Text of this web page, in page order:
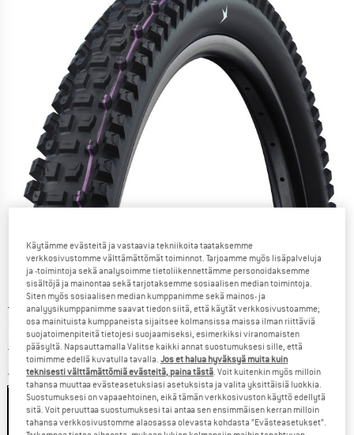
Alkuperäinen hinta :
79,95€
Hinta:
62,36€ sis. alv
lisätään LähetyskulutTietoa lähetyskuluista. Avautuu tietokentässä
Väri:Black
Käytämme evästeitä ja vastaavia tekniikoita taataksemme
verkkosivustomme välttämättömät toiminnot. Tarjoamme myös lisäpalveluja
ja -toimintoja sekä analysoimme tietoliikennettämme personoidaksemme
sisältöjä ja mainontaa sekä tarjotaksemme sosiaalisen median toimintoja.
Siten myös sosiaalisen median kumppanimme sekä mainos- ja
analyysikumppanimme saavat tiedon siitä, että käytät verkkosivustoamme;
osa mainituista kumppaneista sijaitsee kolmansissa maissa ilman riittäviä
suojatoimenpiteitä tietojesi suojaamiseksi, esimerkiksi viranomaisten
pääsyltä. Napsauttamalla Valitse kaikki annat suostumuksesi sille, että
toimimme edellä kuvatulla tavalla.Jos et halua hyväksyä muita kuin
teknisesti välttämättömiä evästeitä, paina tästä . Voit kuitenkin myös milloin
tahansa muuttaa evästeasetuksiasi asetuksista ja valita yksittäisiä luokkia.
Suostumuksesi on vapaaehtoinen, eikä tämän verkkosivuston käyttö edellytä
sitä. Voit peruuttaa suostumuksesi tai antaa sen ensimmäisen kerran milloin
tahansa verkkosivustomme alaosassa olevasta kohdasta ”Evästeasetukset”.